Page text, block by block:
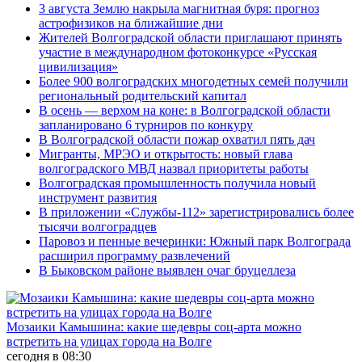
3 августа Землю накрыла магнитная буря: прогноз
астрофизиков на ближайшие дни
Жителей Волгоградской области приглашают принять
участие в международном фотоконкурсе «Русская
цивилизация»
Более 900 волгоградских многодетных семей получили
региональный родительский капитал
В осень — верхом на коне: в Волгоградской области
запланировано 6 турниров по конкуру
В Волгоградской области пожар охватил пять дач
Мигранты, МРЭО и открытость: новый глава
волгоградского МВД назвал приоритеты работы
Волгоградская промышленность получила новый
инструмент развития
В приложении «Службы-112» зарегистрировались более
тысячи волгоградцев
Паровоз и пенные вечеринки: Южный парк Волгограда
расширил программу развлечений
В Быковском районе выявлен очаг бруцеллеза
Мозаики Камышина: какие шедевры соц-арта можно
встретить на улицах города на Волге
сегодня в 08:30